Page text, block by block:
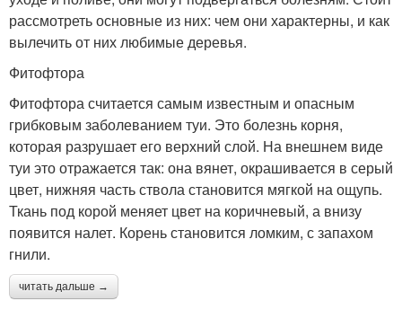
рассмотреть основные из них: чем они характерны, и как
вылечить от них любимые деревья.
Фитофтора
Фитофтора считается самым известным и опасным
грибковым заболеванием туи. Это болезнь корня,
которая разрушает его верхний слой. На внешнем виде
туи это отражается так: она вянет, окрашивается в серый
цвет, нижняя часть ствола становится мягкой на ощупь.
Ткань под корой меняет цвет на коричневый, а внизу
появится налет. Корень становится ломким, с запахом
гнили.
читать дальше →